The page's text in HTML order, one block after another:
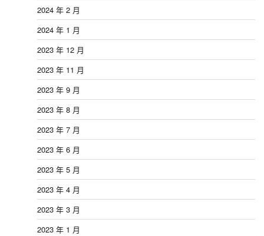
2024 年 2 月
2024 年 1 月
2023 年 12 月
2023 年 11 月
2023 年 9 月
2023 年 8 月
2023 年 7 月
2023 年 6 月
2023 年 5 月
2023 年 4 月
2023 年 3 月
2023 年 1 月